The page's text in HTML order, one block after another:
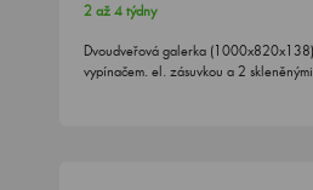
2 až 4 týdny
Dvoudveřová galerka (1000x820x138)
vypínačem. el. zásuvkou a 2